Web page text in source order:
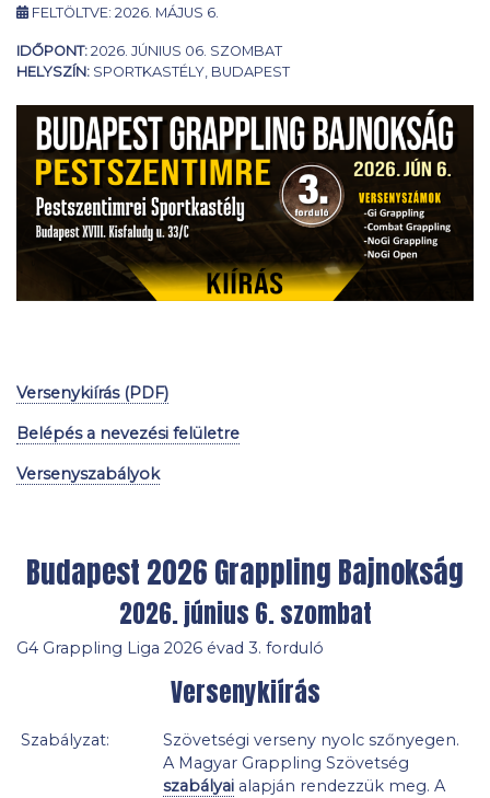
FELTÖLTVE:2026. MÁJUS 6.
IDŐPONT: 2026. JÚNIUS 06. SZOMBAT
HELYSZÍN: SPORTKASTÉLY, BUDAPEST
Versenykiírás (PDF)
Belépés a nevezési felületre
Versenyszabályok
Budapest 2026 Grappling Bajnokság
2026. június 6. szombat
G4 Grappling Liga 2026 évad 3. forduló
Versenykiírás
Szabályzat:
Szövetségi verseny nyolc szőnyegen.
A Magyar Grappling Szövetség
szabályai alapján rendezzük meg. A